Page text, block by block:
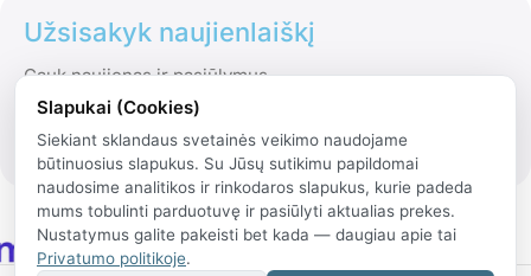
Užsisakyk naujienlaiškį
Gauk naujienas ir pasiūlymus
Slapukai (Cookies)
Siekiant sklandaus svetainės veikimo naudojame
būtinuosius slapukus. Su Jūsų sutikimu papildomai
naudosime analitikos ir rinkodaros slapukus, kurie padeda
mums tobulinti parduotuvę ir pasiūlyti aktualias prekes.
Nustatymus galite pakeisti bet kada — daugiau apie tai
Privatumo politikoje.